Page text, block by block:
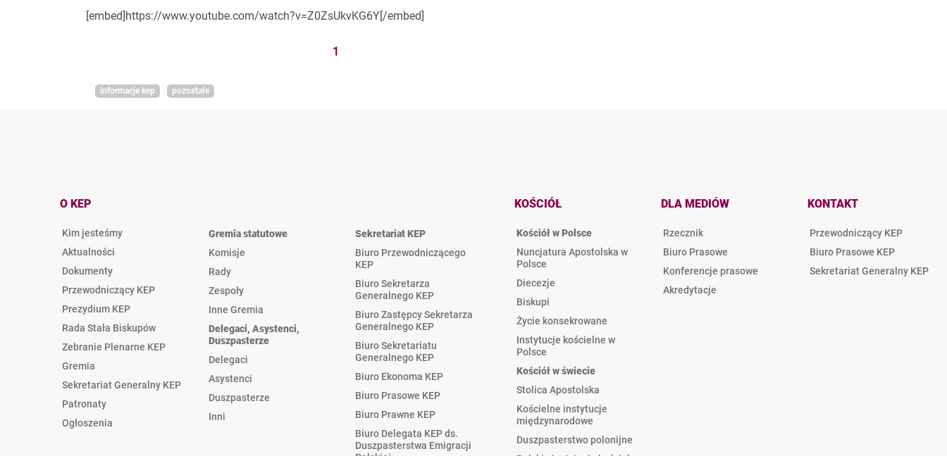
[embed]https://www.youtube.com/watch?v=Z0ZsUkvKG6Y[/embed]
1
informacje kep pozostałe
O KEP
Kim jesteśmy
Aktualności
Dokumenty
Przewodniczący KEP
Prezydium KEP
Rada Stała Biskupów
Zebranie Plenarne KEP
Gremia
Sekretariat Generalny KEP
Patronaty
Ogłoszenia
Gremia statutowe
Komisje
Rady
Zespoły
Inne Gremia
Delegaci, Asystenci,
Duszpasterze
Delegaci
Asystenci
Duszpasterze
Inni
Sekretariat KEP
Biuro Przewodniczącego
KEP
Biuro Sekretarza
Generalnego KEP
Biuro Zastępcy Sekretarza
Generalnego KEP
Biuro Sekretariatu
Generalnego KEP
Biuro Ekonoma KEP
Biuro Prasowe KEP
Biuro Prawne KEP
Biuro Delegata KEP ds.
Duszpasterstwa Emigracji
KOŚCIÓŁ
Kościół w Polsce
Nuncjatura Apostolska w
Polsce
Diecezje
Biskupi
Życie konsekrowane
Instytucje kościelne w
Polsce
Kościół w świecie
Stolica Apostolska
Kościelne instytucje
międzynarodowe
Duszpasterstwo polonijne
DLA MEDIÓW
Rzecznik
Biuro Prasowe
Konferencje prasowe
Akredytacje
KONTAKT
Przewodniczący KEP
Biuro Prasowe KEP
Sekretariat Generalny KEP